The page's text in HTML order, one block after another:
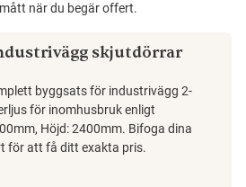
när du begär offert.
skjutdörrar
byggsats för industrivägg 2-
för inomhusbruk enligt
Höjd: 2400mm. Bifoga dina
för att få ditt exakta pris.